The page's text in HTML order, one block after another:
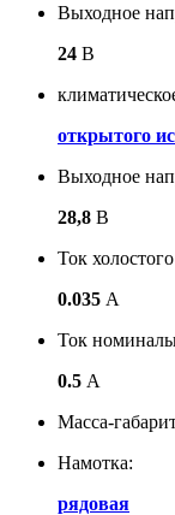
Выходное
24 В
открытого
Выходное
28,8 В
Ток
0.035 А
Ток
0.5 А
Масса-
Намотка:
рядовая